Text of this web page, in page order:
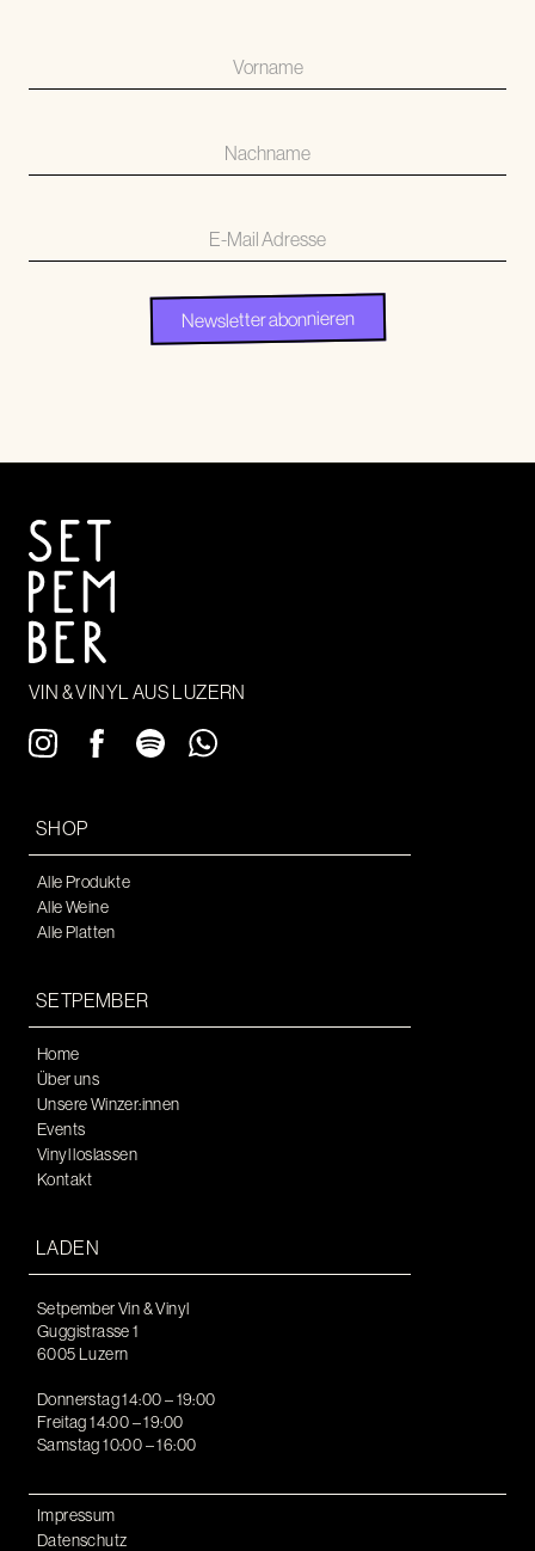
VIN & VINYL AUS LUZERN
SHOP
Alle Produkte
Alle Weine
Alle Platten
SETPEMBER
Home
Über uns
Unsere Winzer:innen
Events
Vinyl loslassen
Kontakt
LADEN
Setpember Vin & Vinyl
Guggistrasse 1
6005 Luzern
Donnerstag 14:00 – 19:00
Freitag 14:00 – 19:00
Samstag 10:00 – 16:00
Impressum
Datenschutz